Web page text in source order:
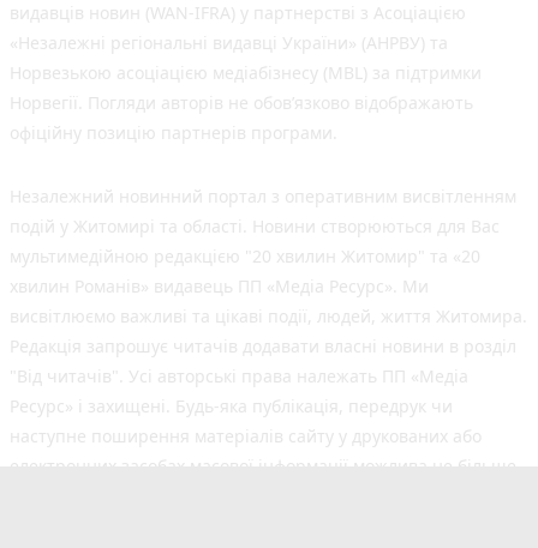
видавців новин (WAN-IFRA) у партнерстві з Асоціацією
«Незалежні регіональні видавці України» (АНРВУ) та
Норвезькою асоціацією медіабізнесу (MBL) за підтримки
Норвегії. Погляди авторів не обов’язково відображають
офіційну позицію партнерів програми.
Незалежний новинний портал з оперативним висвітленням
подій у Житомирі та області. Новини створюються для Вас
мультимедійною редакцією "20 хвилин Житомир" та «20
хвилин Романів» видавець ПП «Медіа Ресурс». Ми
висвітлюємо важливі та цікаві події, людей, життя Житомира.
Редакція запрошує читачів додавати власні новини в розділ
"Від читачів". Усі авторські права належать ПП «Медіа
Ресурс» і захищені. Будь-яка публiкацiя, передрук чи
наступне поширення матеріалів сайту у друкованих або
електронних засобах масової інформації можлива не більше